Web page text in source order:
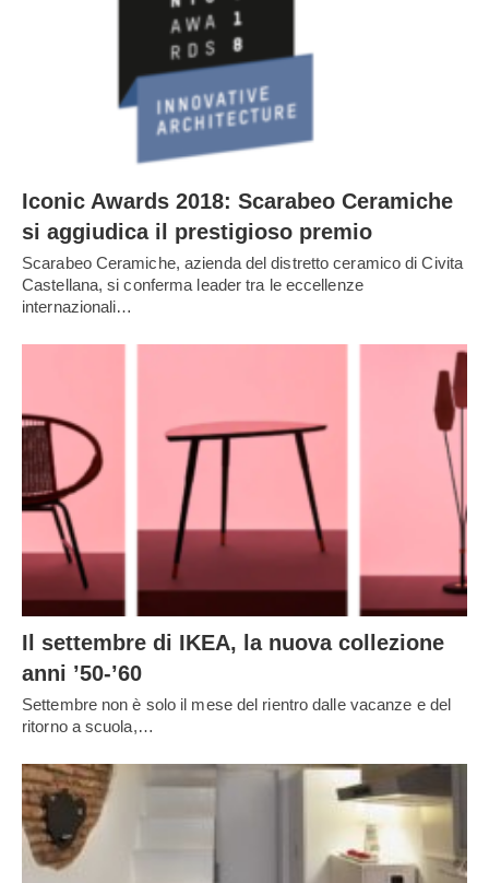
Iconic Awards 2018: Scarabeo Ceramiche
si aggiudica il prestigioso premio
Scarabeo Ceramiche, azienda del distretto ceramico di Civita
Castellana, si conferma leader tra le eccellenze
internazionali…
Il settembre di IKEA, la nuova collezione
anni ’50-’60
Settembre non è solo il mese del rientro dalle vacanze e del
ritorno a scuola,…